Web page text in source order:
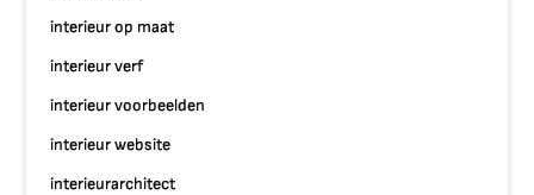
interieur op maat
interieur verf
interieur voorbeelden
interieur website
interieurarchitect